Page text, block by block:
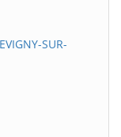
SUR-